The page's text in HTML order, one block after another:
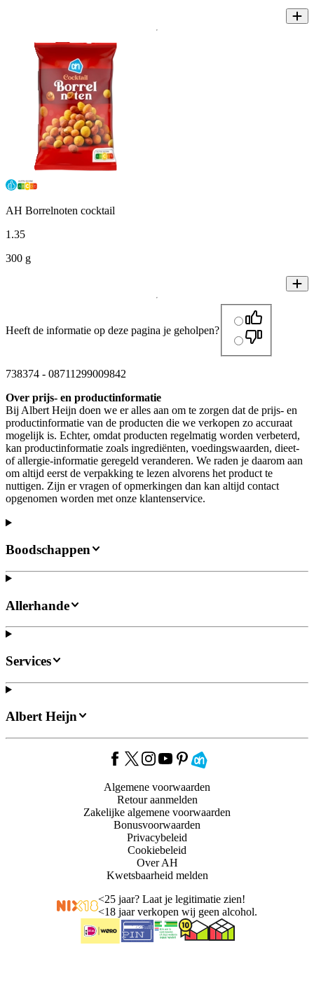
AH Borrelnoten cocktail
1 .35
300 g
Heeft de informatie op deze pagina je geholpen?
738374 - 08711299009842
Over prijs- en productinformatie
Bij Albert Heijn doen we er alles aan om te zorgen dat de prijs- en
productinformatie van de producten die we verkopen zo accuraat
mogelijk is. Echter, omdat producten regelmatig worden verbeterd,
kan productinformatie zoals ingrediënten, voedingswaarden, dieet-
of allergie-informatie geregeld veranderen. We raden je daarom aan
om altijd eerst de verpakking te lezen alvorens het product te
nuttigen. Zijn er vragen of opmerkingen dan kan altijd contact
opgenomen worden met onze klantenservice.
Boodschappen
Allerhande
Services
Albert Heijn
Algemene voorwaarden
Retour aanmelden
Zakelijke algemene voorwaarden
Bonusvoorwaarden
Privacybeleid
Cookiebeleid
Over AH
Kwetsbaarheid melden
<25 jaar? Laat je legitimatie zien!
<18 jaar verkopen wij geen alcohol.